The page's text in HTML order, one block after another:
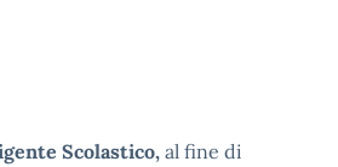
Scolastico, al fine di